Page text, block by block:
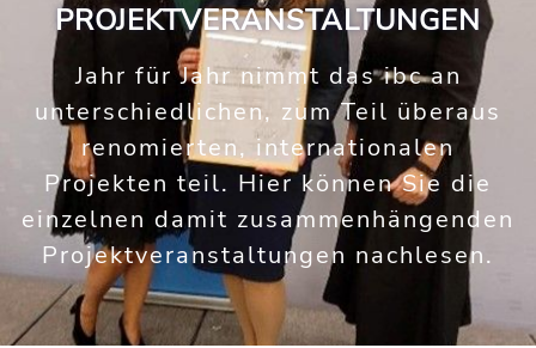
PROJEKTVERANSTALTUNGEN
Jahr für Jahr nimmt das ibc an
unterschiedlichen, zum Teil überaus
renomierten, internationalen
Projekten teil. Hier können Sie die
einzelnen damit zusammenhängenden
Projektveranstaltungen nachlesen.